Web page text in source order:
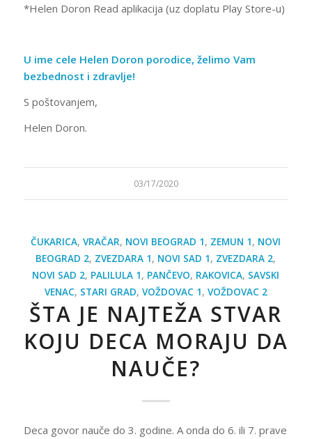
*Helen Doron Read aplikacija (uz doplatu Play Store-u)
U ime cele Helen Doron porodice, želimo Vam
bezbednost i zdravlje!
S poštovanjem,
Helen Doron.
03/17/2020
ČUKARICA,VRAČAR, NOVI BEOGRAD 1, ZEMUN 1, NOVI
BEOGRAD 2, ZVEZDARA 1, NOVI SAD 1, ZVEZDARA 2,
NOVI SAD 2, PALILULA 1, PANČEVO, RAKOVICA, SAVSKI
VENAC, STARI GRAD, VOŽDOVAC 1, VOŽDOVAC 2
ŠTA JE NAJTEŽA STVAR
KOJU DECA MORAJU DA
NAUČE?
Deca govor nauče do 3. godine. A onda do 6. ili 7. prave